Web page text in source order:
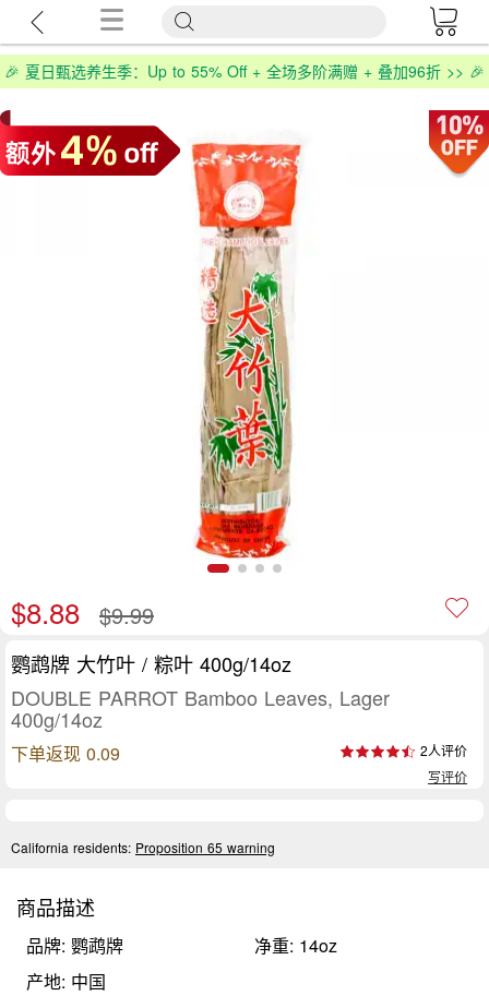
🎉 夏日甄选养生季：Up to 55% Off + 全场多阶满赠 + 叠加96折 >> 🎉
$8.88 $9.99
鹦鹉牌 大竹叶 / 粽叶 400g/14oz
DOUBLE PARROT Bamboo Leaves, Lager
400g/14oz
下单返现 0.09
2人评价
写评价
California residents: Proposition 65 warning
商品描述
品牌: 鹦鹉牌
净重: 14oz
产地: 中国